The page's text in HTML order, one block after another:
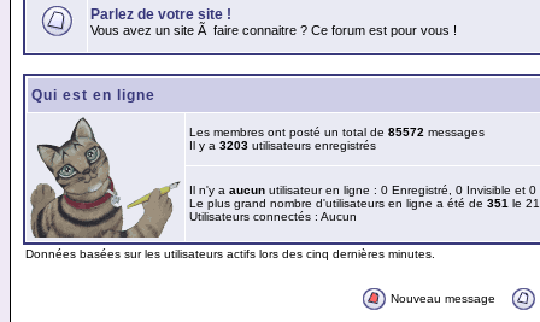
Parlez de votre site !
Vous avez un site Ã faire connaitre ? Ce forum est pour vous !
Qui est en ligne
Les membres ont posté un total de 85572 messages
Il y a 3203 utilisateurs enregistrés
Il n'y a aucun utilisateur en ligne : 0 Enregistré, 0 Invisible et
Le plus grand nombre d'utilisateurs en ligne a été de 351 le
Utilisateurs connectés : Aucun
Données basées sur les utilisateurs actifs lors des cinq dernières minutes.
Nouveau message